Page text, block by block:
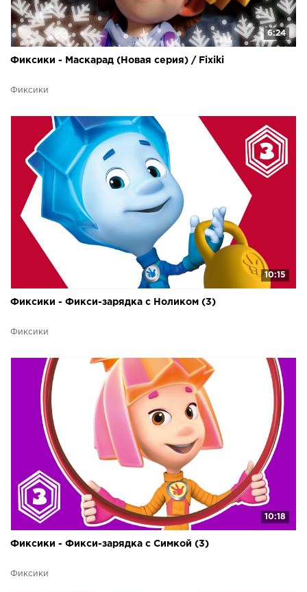
6:24
Фиксики - Маскарад (Новая серия) / Fixiki
Фиксики
10:15
Фиксики - Фикси-зарядка с Ноликом (3)
Фиксики
10:18
Фиксики - Фикси-зарядка с Симкой (3)
Фиксики